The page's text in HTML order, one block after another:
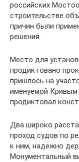
российских
строительстве
причин были
решения.
Место для
продиктовано
пришлось на
именуемой
продиктовал
Два широко
проход судов по
к ним, надежно
Монументальный